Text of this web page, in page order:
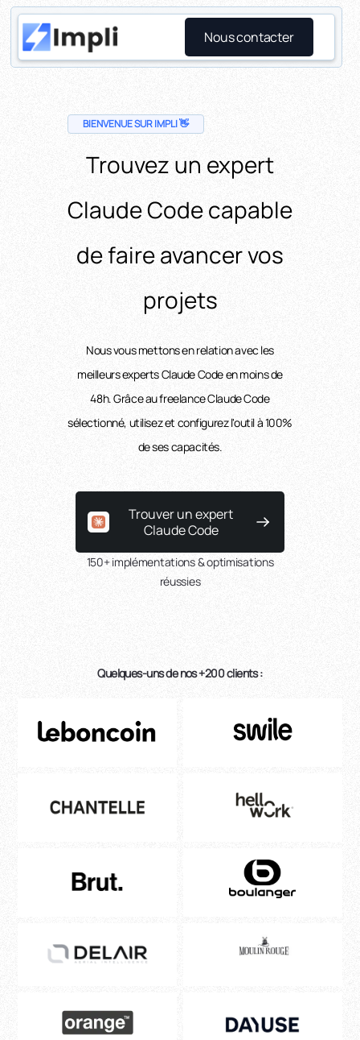
Nous contacter
BIENVENUE SUR IMPLI 👋
Trouvez un expert
Claude Code capable
de faire avancer vos
projets
Nous vous mettons en relation avec les
meilleurs experts Claude Code en moins de
48h. Grâce au freelance Claude Code
sélectionné, utilisez et configurez l'outil à 100%
de ses capacités.
Trouver un expert
Claude Code
150+ implémentations & optimisations
réussies
Quelques-uns de nos +200 clients :